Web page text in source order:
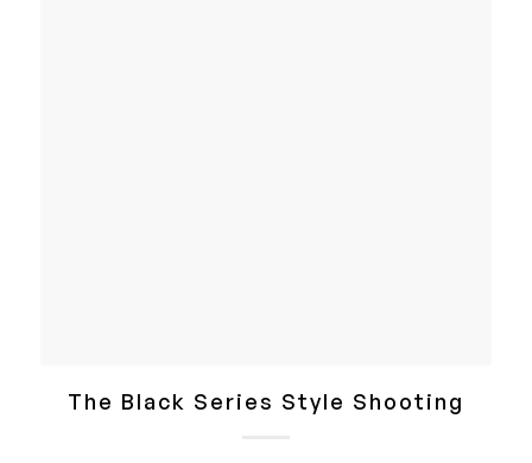
The Black Series Style Shooting